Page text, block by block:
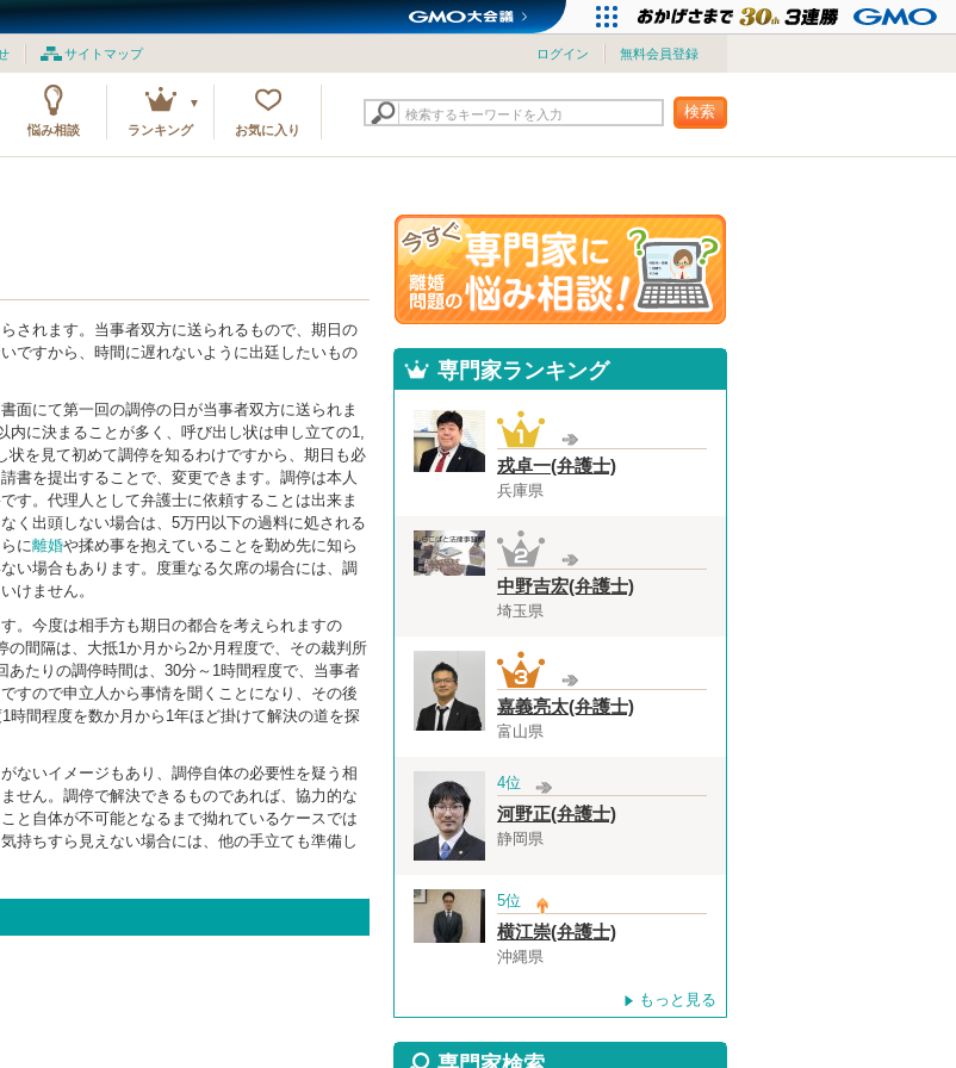
サイトマップ ログイン 無料会員登録
悩み相談 ランキング お気に入り
検索するキーワードを入力 検索
されます。当事者双方に送られるもので、期日の
ですから、時間に遅れないように出廷したいもの
面にて第一回の調停の日が当事者双方に送られま
に決まることが多く、呼び出し状は申し立ての1,
を見て初めて調停を知るわけですから、期日も必
書を提出することで、変更できます。調停は本人
す。代理人として弁護士に依頼することは出来ま
く出頭しない場合は、5万円以下の過料に処される
に離婚や揉め事を抱えていることを勤め先に知ら
い場合もあります。度重なる欠席の場合には、調
けません。
。今度は相手方も期日の都合を考えられますの
間隔は、大抵1か月から2か月程度で、その裁判所
たりの調停時間は、30分～1時間程度で、当事者
すので申立人から事情を聞くことになり、その後
間程度を数か月から1年ほど掛けて解決の道を探
ないイメージもあり、調停自体の必要性を疑う相
せん。調停で解決できるものであれば、協力的な
と自体が不可能となるまで拗れているケースでは
持ちすら見えない場合には、他の手立ても準備し
専門家ランキング
戎卓一(弁護士)
兵庫県
中野吉宏(弁護士)
埼玉県
嘉義亮太(弁護士)
富山県
4位
河野正(弁護士)
静岡県
5位
横江崇(弁護士)
沖縄県
もっと見る